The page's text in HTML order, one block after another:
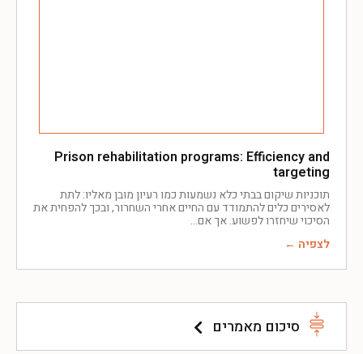
סיכום מאמרים
Prison rehabilitation programs: Efficiency and
targeting
תוכניות שיקום בבתי כלא נשמעות כמו רעיון מובן מאליו: לתת
לאסירים כלים להתמודד עם החיים אחרי השחרור, ובכך להפחית את
הסיכוי שיחזרו לפשוע. אך אם
לצפיה ←